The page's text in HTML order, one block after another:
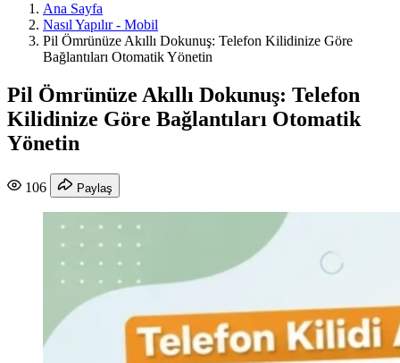
Ana Sayfa
Nasıl Yapılır - Mobil
Pil Ömrünüze Akıllı Dokunuş: Telefon Kilidinize Göre
Bağlantıları Otomatik Yönetin
Pil Ömrünüze Akıllı Dokunuş: Telefon
Kilidinize Göre Bağlantıları Otomatik
Yönetin
106 Paylaş